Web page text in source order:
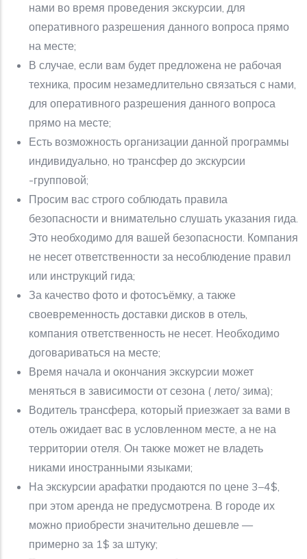
нами во время проведения экскурсии, для
оперативного разрешения данного вопроса прямо
на месте;
В случае, если вам будет предложена не рабочая
техника, просим незамедлительно связаться с нами,
для оперативного разрешения данного вопроса
прямо на месте;
Есть возможность организации данной программы
индивидуально, но трансфер до экскурсии
-групповой;
Просим вас строго соблюдать правила
безопасности и внимательно слушать указания гида.
Это необходимо для вашей безопасности. Компания
не несет ответственности за несоблюдение правил
или инструкций гида;
За качество фото и фотосъёмку, а также
своевременность доставки дисков в отель,
компания ответственность не несет. Необходимо
договариваться на месте;
Время начала и окончания экскурсии может
меняться в зависимости от сезона ( лето/ зима);
Водитель трансфера, который приезжает за вами в
отель ожидает вас в условленном месте, а не на
территории отеля. Он также может не владеть
никами иностранными языками;
На экскурсии арафатки продаются по цене 3–4$,
при этом аренда не предусмотрена. В городе их
можно приобрести значительно дешевле —
примерно за 1$ за штуку;